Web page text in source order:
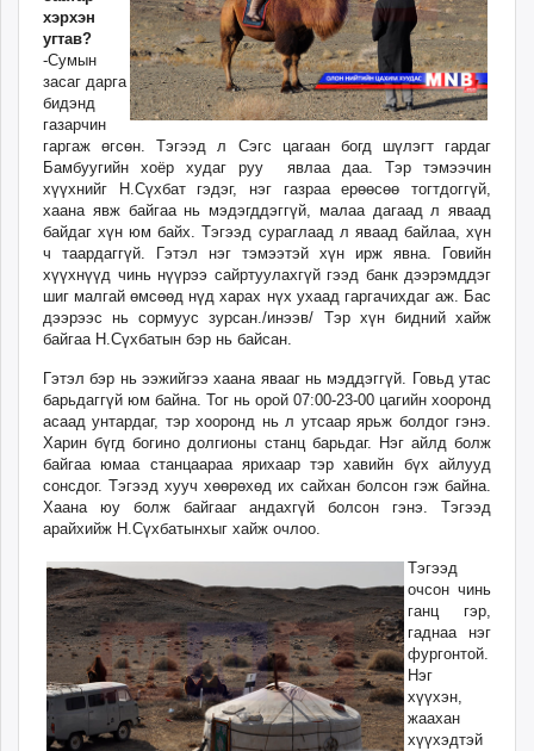
хэрхэн
угтав?
-Сумын
засаг дарга
бидэнд
газарчин
гаргаж өгсөн. Тэгээд л Сэгс цагаан богд шүлэгт гардаг
Бамбуугийн хоёр худаг руу явлаа даа. Тэр тэмээчин
хүүхнийг Н.Сүхбат гэдэг, нэг газраа ерөөсөө тогтдоггүй,
хаана явж байгаа нь мэдэгддэггүй, малаа дагаад л яваад
байдаг хүн юм байх. Тэгээд сураглаад л яваад байлаа, хүн
ч таардаггүй. Гэтэл нэг тэмээтэй хүн ирж явна. Говийн
хүүхнүүд чинь нүүрээ сайртуулахгүй гээд банк дээрэмддэг
шиг малгай өмсөөд нүд харах нүх ухаад гаргачихдаг аж. Бас
дээрээс нь сормуус зурсан./инээв/ Тэр хүн бидний хайж
байгаа Н.Сүхбатын бэр нь байсан.
Гэтэл бэр нь ээжийгээ хаана явааг нь мэддэггүй. Говьд утас
барьдаггүй юм байна. Тог нь орой 07:00-23-00 цагийн хооронд
асаад унтардаг, тэр хооронд нь л утсаар ярьж болдог гэнэ.
Харин бүгд богино долгионы станц барьдаг. Нэг айлд болж
байгаа юмаа станцаараа ярихаар тэр хавийн бүх айлууд
сонсдог. Тэгээд хууч хөөрөхөд их сайхан болсон гэж байна.
Хаана юу болж байгааг андахгүй болсон гэнэ. Тэгээд
арайхийж Н.Сүхбатынхыг хайж очлоо.
Тэгээд
очсон чинь
ганц гэр,
гаднаа нэг
фургонтой.
Нэг
хүүхэн,
жаахан
хүүхэдтэй